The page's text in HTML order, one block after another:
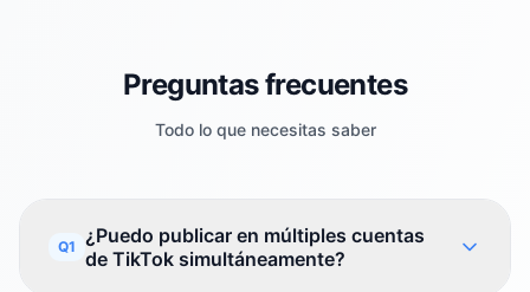
Preguntas frecuentes
Todo lo que necesitas saber
Q1 ¿Puedo publicar en múltiples cuentas
de TikTok simultáneamente?